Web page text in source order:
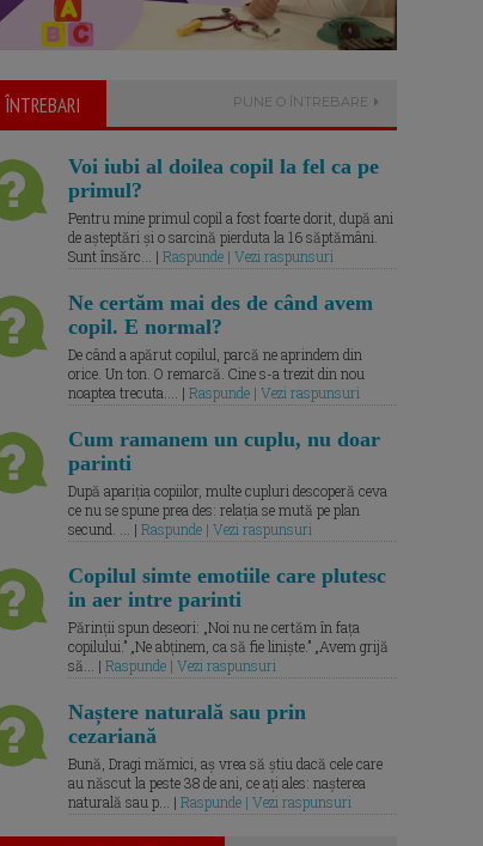
ÎNTREBARI PUNE O ÎNTREBARE
Voi iubi al doilea copil la fel ca pe
primul?
Pentru mine primul copil a fost foarte dorit, după ani
de așteptări și o sarcină pierduta la 16 săptămâni.
Sunt însărc... | Raspunde | Vezi raspunsuri
Ne certăm mai des de când avem
copil. E normal?
De când a apărut copilul, parcă ne aprindem din
orice. Un ton. O remarcă. Cine s-a trezit din nou
noaptea trecuta.... | Raspunde | Vezi raspunsuri
Cum ramanem un cuplu, nu doar
parinti
După apariția copiilor, multe cupluri descoperă ceva
ce nu se spune prea des: relația se mută pe plan
secund. ... | Raspunde | Vezi raspunsuri
Copilul simte emotiile care plutesc
in aer intre parinti
Părinții spun deseori: „Noi nu ne certăm în fața
copilului.” „Ne abținem, ca să fie liniște.” „Avem grijă
să... | Raspunde | Vezi raspunsuri
Naștere naturală sau prin
cezariană
Bună, Dragi mămici, aș vrea să știu dacă cele care
au născut la peste 38 de ani, ce ați ales: nașterea
naturală sau p... | Raspunde | Vezi raspunsuri